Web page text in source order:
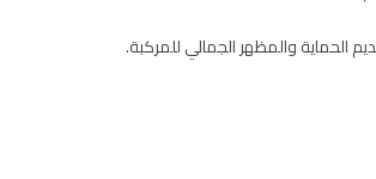
الحماية والمظهر الجمالي للمركبة.